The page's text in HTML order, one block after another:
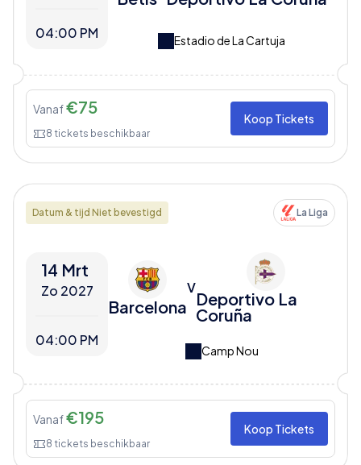
04:00 PM Estadio de La Cartuja
Vanaf€75
8 tickets beschikbaar
Koop Tickets
Datum & tijd Niet bevestigd La Liga
14 Mrt
Zo 2027
04:00 PM
Barcelona
V
Deportivo La
Coruña
Camp Nou
Vanaf€195
8 tickets beschikbaar
Koop Tickets